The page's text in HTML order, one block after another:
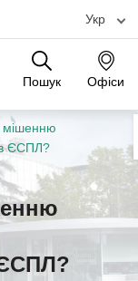
Укр
Пошук Офіси
Офіси
мішенню
ЄСПЛ?
ЄСПЛ?